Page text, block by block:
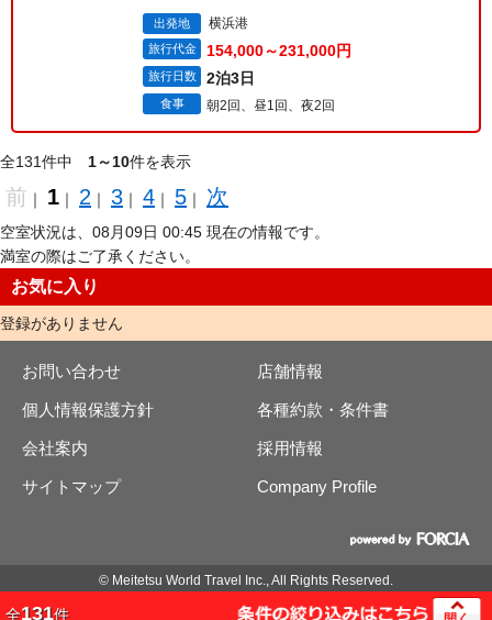
出発地 横浜港
旅行代金 154,000～231,000円
旅行日数 2泊3日
食事 朝2回、昼1回、夜2回
全131件中 1～10件を表示
前 ｜ 1 ｜ 2 ｜ 3 ｜ 4 ｜ 5 ｜ 次
空室状況は、08月09日 00:45 現在の情報です。
満室の際はご了承ください。
お気に入り
登録がありません
お問い合わせ 店舗情報
個人情報保護方針 各種約款・条件書
会社案内 採用情報
サイトマップ Company Profile
© Meitetsu World Travel Inc., All Rights Reserved.
全131件